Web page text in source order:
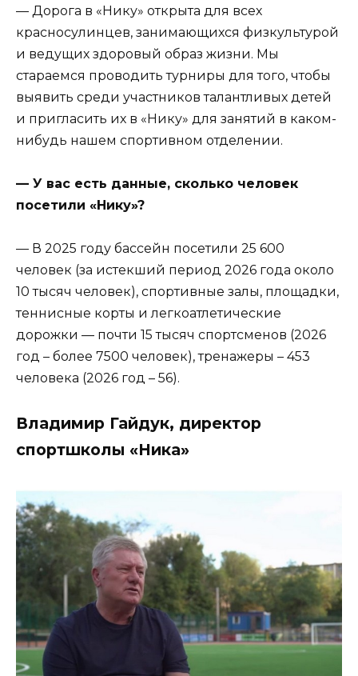
— Дорога в «Нику» открыта для всех
красносулинцев, занимающихся физкультурой
и ведущих здоровый образ жизни. Мы
стараемся проводить турниры для того, чтобы
выявить среди участников талантливых детей
и пригласить их в «Нику» для занятий в каком-
нибудь нашем спортивном отделении.
— У вас есть данные, сколько человек
посетили «Нику»?
— В 2025 году бассейн посетили 25 600
человек (за истекший период 2026 года около
10 тысяч человек), спортивные залы, площадки,
теннисные корты и легкоатлетические
дорожки — почти 15 тысяч спортсменов (2026
год – более 7500 человек), тренажеры – 453
человека (2026 год – 56).
Владимир Гайдук, директор
спортшколы «Ника»